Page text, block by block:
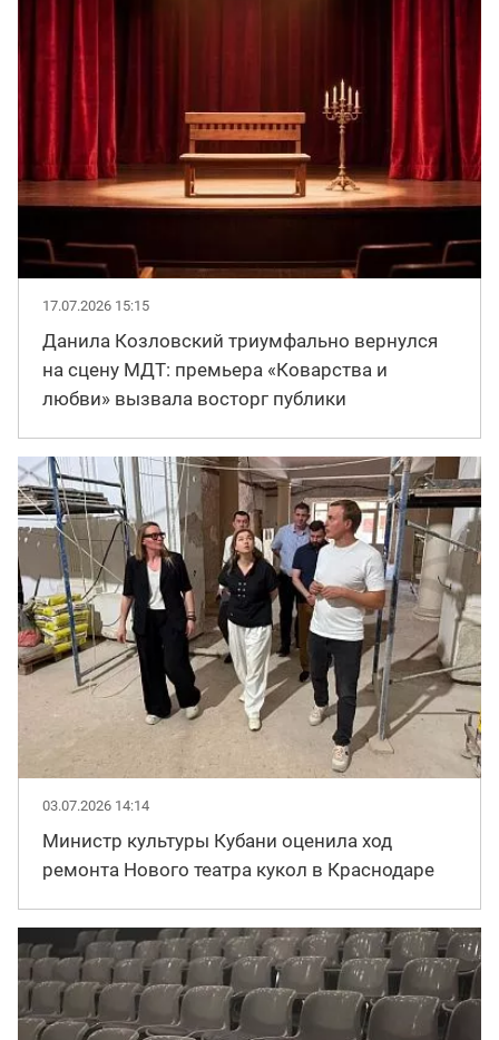
17.07.2026 15:15
Данила Козловский триумфально вернулся
на сцену МДТ: премьера «Коварства и
любви» вызвала восторг публики
03.07.2026 14:14
Министр культуры Кубани оценила ход
ремонта Нового театра кукол в Краснодаре